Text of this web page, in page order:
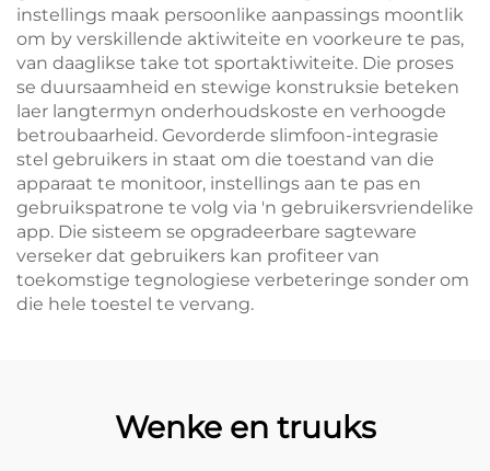
instellings maak persoonlike aanpassings moontlik
om by verskillende aktiwiteite en voorkeure te pas,
van daaglikse take tot sportaktiwiteite. Die proses
se duursaamheid en stewige konstruksie beteken
laer langtermyn onderhoudskoste en verhoogde
betroubaarheid. Gevorderde slimfoon-integrasie
stel gebruikers in staat om die toestand van die
apparaat te monitoor, instellings aan te pas en
gebruikspatrone te volg via 'n gebruikersvriendelike
app. Die sisteem se opgradeerbare sagteware
verseker dat gebruikers kan profiteer van
toekomstige tegnologiese verbeteringe sonder om
die hele toestel te vervang.
Wenke en truuks